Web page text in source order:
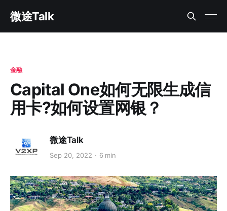
微途Talk
金融
Capital One如何无限生成信
用卡?如何设置网银？
微途Talk
Sep 20, 2022 6 min